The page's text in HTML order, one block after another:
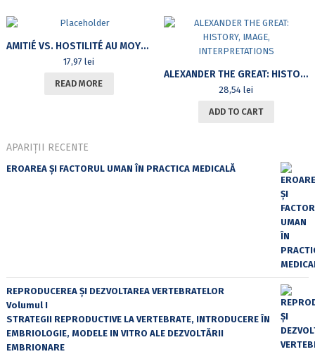
AMITIÉ VS. HOSTILITÉ AU MOYEN ÂGE
17,97 lei
READ MORE
ALEXANDER THE GREAT: HISTORY, IMAGE, INTERPRETATIONS
28,54 lei
ADD TO CART
APARIȚII RECENTE
EROAREA ȘI FACTORUL UMAN ÎN PRACTICA MEDICALĂ
REPRODUCEREA ȘI DEZVOLTAREA VERTEBRATELOR
Volumul I
STRATEGII REPRODUCTIVE LA VERTEBRATE, INTRODUCERE ÎN
EMBRIOLOGIE, MODELE IN VITRO ALE DEZVOLTĂRII
EMBRIONARE